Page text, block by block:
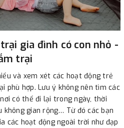
gia đình có con nhỏ -
trại
và xem xét các hoạt động trẻ
phù hợp. Lưu ý không nên tìm các
có thể đi lại trong ngày, thời
không gian rộng… Từ đó các bạn
các hoạt động ngoài trời như đạp